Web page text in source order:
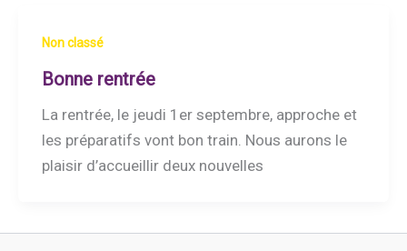
Non classé
Bonne rentrée
La rentrée, le jeudi 1er septembre, approche et
les préparatifs vont bon train. Nous aurons le
plaisir d’accueillir deux nouvelles